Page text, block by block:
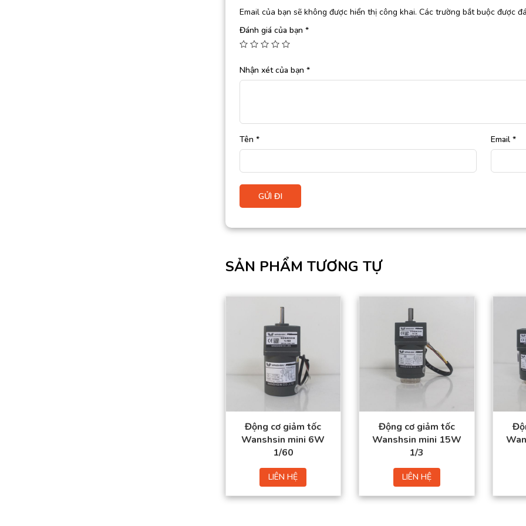
Email của bạn sẽ không được hiển thị công khai. Các trường bắt buộc được
Đánh giá của bạn *
Nhận xét của bạn *
Tên * Email *
SẢN PHẨM TƯƠNG TỰ
Động cơ giảm tốc
Wanshsin mini 6W
1/60
LIÊN HỆ
Động cơ giảm tốc
Wanshsin mini 15W
1/3
LIÊN HỆ